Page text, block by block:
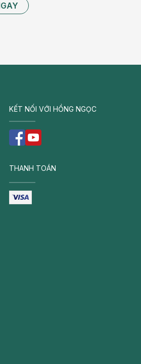
KẾT NỐI VỚI HỒNG NGỌC
THANH TOÁN